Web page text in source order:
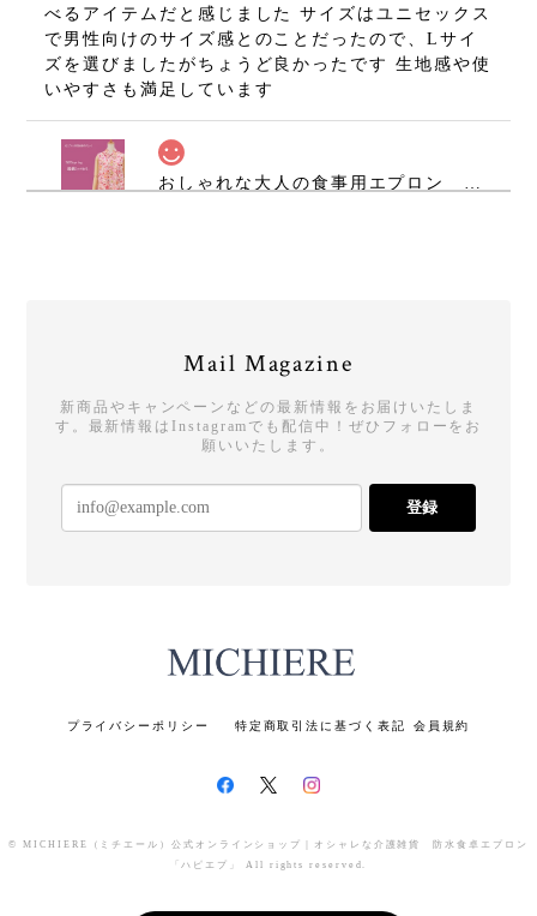
べるアイテムだと感じました サイズはユニセックス
で男性向けのサイズ感とのことだったので、Lサイ
ズを選びましたがちょうど良かったです 生地感や使
いやすさも満足しています
おしゃれな大人の食事用エプロン 防水食卓エプロン ハピエプ（スムースニット ）【color：ブロッサムオレンジ 襟デザイン：素敵シャツカラー レディース】
レビューを投稿してくださり、誠にあり
がとうございます。 使うたびに明るい気
しい限りです。 お母様の妹さんにも褒め
ていただいたというエピソードや「大好
ら、光栄でございます。 今後ともミチエ
す。
Mサイズ（首周43.5cm/前丈75cm/裾幅62cm）
2026/04/21
Mail Magazine
新商品やキャンペーンなどの最新情報をお届けいたしま
す。最新情報はInstagramでも配信中！ぜひフォローをお
願いいたします。
登録
プライバシーポリシー 特定商取引法に基づく表記 会員規約
© MICHIERE（ミチエール）公式オンラインショップ｜オシャレな介護雑貨 防水食卓エプロン
「ハピエプ」 All rights reserved.